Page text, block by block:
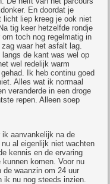
En doordat je
licht liep kreeg je ook niet
tig keer hetzelfde rondje
toch nog regelmatig in
waar het asfalt lag.
de kant was wel op
wel redelijk warm
Ik heb continu goed
Alles wat ik normaal
veranderde in een droge
repen. Alleen soep
ik aanvankelijk na de
al eigenlijk niet wachten
kennis en de ervaring
komen. Voor nu
waanzin om 24 uur
ik nu nog steeds inzien.